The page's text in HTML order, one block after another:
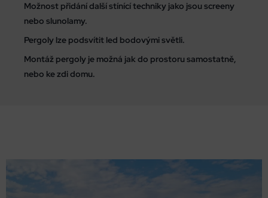
Možnost přidání další stínící techniky jako jsou screeny
nebo slunolamy.
Pergoly lze podsvítit led bodovými světli.
Montáž pergoly je možná jak do prostoru samostatně,
nebo ke zdi domu.